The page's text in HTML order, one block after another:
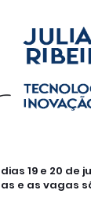
19 e 20 de
e as vagas